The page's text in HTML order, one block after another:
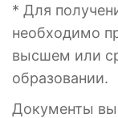
* Для
необходимо
высшем или
образовании.
Документы